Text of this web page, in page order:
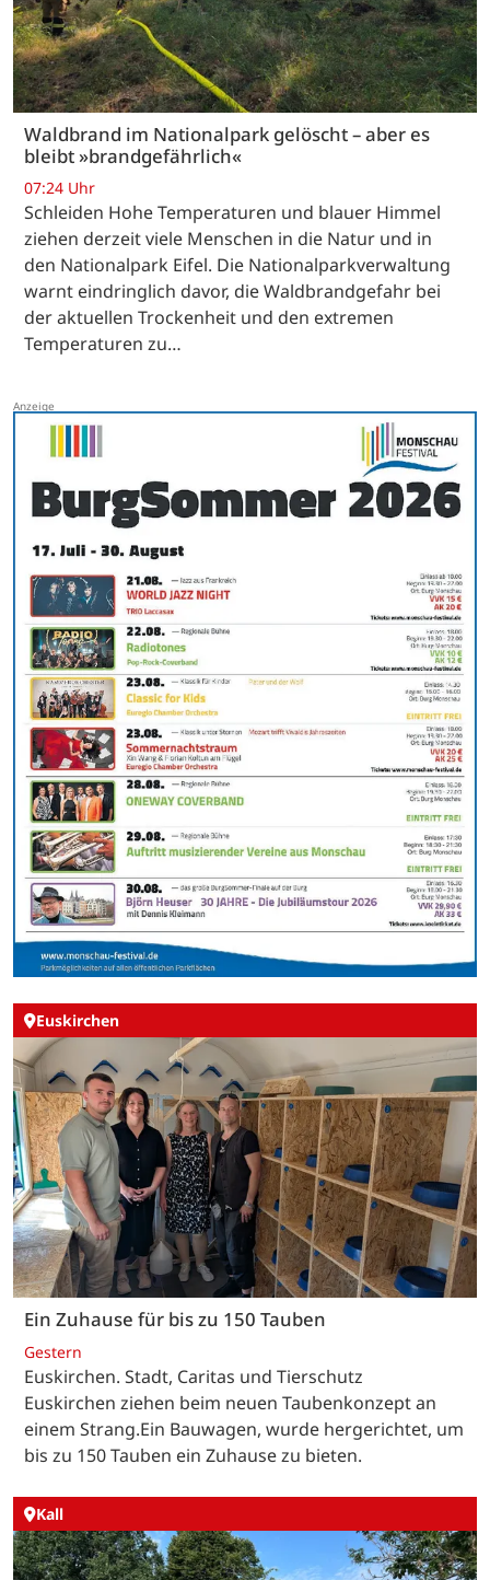
Waldbrand im Nationalpark gelöscht – aber es
bleibt »brandgefährlich«
07:24 Uhr
Schleiden Hohe Temperaturen und blauer Himmel
ziehen derzeit viele Menschen in die Natur und in
den Nationalpark Eifel. Die Nationalparkverwaltung
warnt eindringlich davor, die Waldbrandgefahr bei
der aktuellen Trockenheit und den extremen
Temperaturen zu…
Euskirchen
Ein Zuhause für bis zu 150 Tauben
Gestern
Euskirchen. Stadt, Caritas und Tierschutz
Euskirchen ziehen beim neuen Taubenkonzept an
einem Strang.Ein Bauwagen, wurde hergerichtet, um
bis zu 150 Tauben ein Zuhause zu bieten.
Kall